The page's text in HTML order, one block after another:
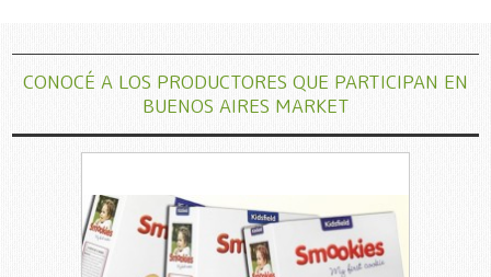
CONOCÉ A LOS PRODUCTORES QUE PARTICIPAN EN
BUENOS AIRES MARKET